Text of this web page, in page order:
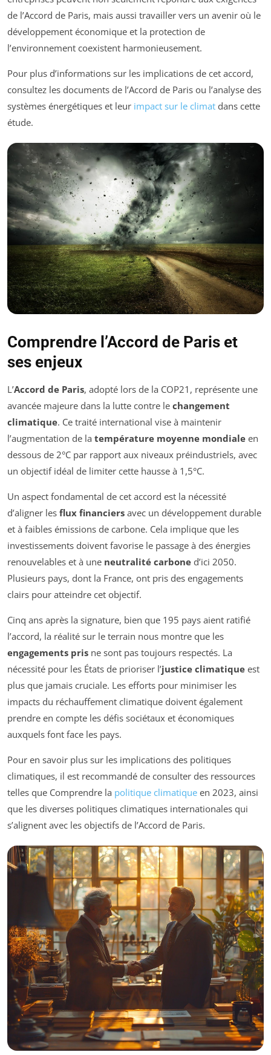
de l’Accord de Paris, mais aussi travailler vers un avenir où le
développement économique et la protection de
l’environnement coexistent harmonieusement.
Pour plus d’informations sur les implications de cet accord,
consultez les documents de l’Accord de Paris ou l’analyse des
systèmes énergétiques et leur impact sur le climat dans cette
étude.
Comprendre l’Accord de Paris et
ses enjeux
L’Accord de Paris, adopté lors de la COP21, représente une
avancée majeure dans la lutte contre le changement
climatique. Ce traité international vise à maintenir
l’augmentation de la température moyenne mondiale en
dessous de 2°C par rapport aux niveaux préindustriels, avec
un objectif idéal de limiter cette hausse à 1,5°C.
Un aspect fondamental de cet accord est la nécessité
d’aligner les flux financiers avec un développement durable
et à faibles émissions de carbone. Cela implique que les
investissements doivent favorise le passage à des énergies
renouvelables et à une neutralité carbone d’ici 2050.
Plusieurs pays, dont la France, ont pris des engagements
clairs pour atteindre cet objectif.
Cinq ans après la signature, bien que 195 pays aient ratifié
l’accord, la réalité sur le terrain nous montre que les
engagements pris ne sont pas toujours respectés. La
nécessité pour les États de prioriser l’justice climatique est
plus que jamais cruciale. Les efforts pour minimiser les
impacts du réchauffement climatique doivent également
prendre en compte les défis sociétaux et économiques
auxquels font face les pays.
Pour en savoir plus sur les implications des politiques
climatiques, il est recommandé de consulter des ressources
telles que Comprendre la politique climatique en 2023, ainsi
que les diverses politiques climatiques internationales qui
s’alignent avec les objectifs de l’Accord de Paris.